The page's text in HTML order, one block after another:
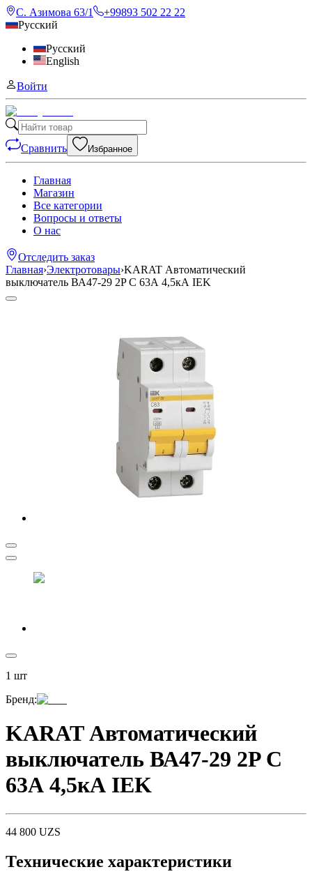
С. Азимова 63/1
+99893 502 22 22
Русский
Русский
English
Войти
Сравнить Избранное
Главная
Магазин
Все категории
Вопросы и ответы
О нас
Отследить заказ
Главная›Электротовары›KARAT Автоматический
выключатель ВА47-29 2P C 63А 4,5кА IEK
1 шт
Бренд:
KARAT Автоматический
выключатель ВА47-29 2P C
63А 4,5кА IEK
44 800 UZS
Технические характеристики